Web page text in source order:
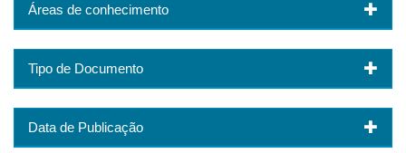
Áreas de conhecimento
Tipo de Documento
Data de Publicação